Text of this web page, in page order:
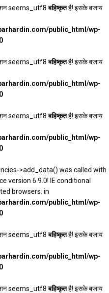
seems_utf8बहिष्कृतहै! इसके बजाय
public_html/wp-
seems_utf8बहिष्कृतहै! इसके बजाय
public_html/wp-
seems_utf8बहिष्कृतहै! इसके बजाय
public_html/wp-
>add_data() was called with
version 6.9.0! IE conditional
browsers. in
public_html/wp-
seems_utf8बहिष्कृतहै! इसके बजाय
public_html/wp-
seems_utf8बहिष्कृतहै! इसके बजाय